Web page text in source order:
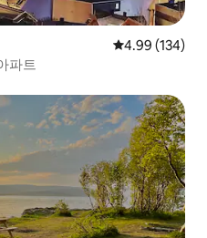
평점 4.99점(5
4.99 (134)
파트